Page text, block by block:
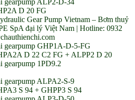
D 20 FG
Gear Pump Vietnam – Bơm thuỷ
SpA đại lý Việt Nam | Hotline: 0932
gearpump GHP1A-D-5-FG
D 22 C2 FG + ALPP2 D 20
gearpump 1PD9.2
gearpump ALPA2-S-9
S 94 + GHPP3 S 94